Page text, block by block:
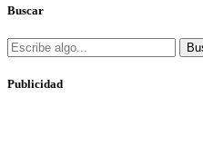
Buscar
Publicidad